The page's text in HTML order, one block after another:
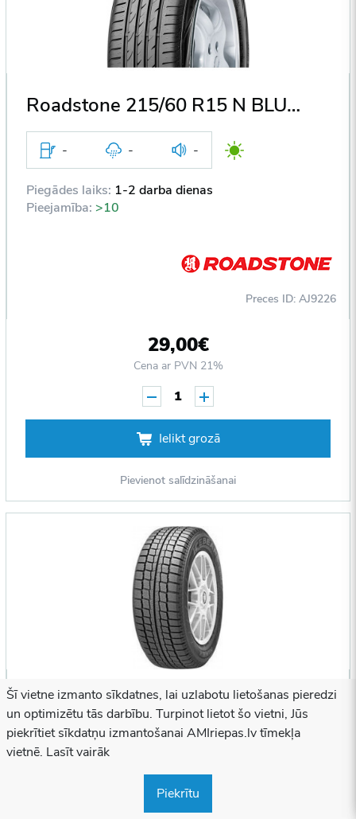
Roadstone 215/60 R15 N BLUE HD 94H DOT2013
- - -
Piegādes laiks: 1-2 darba dienas
Pieejamība: >10
Preces ID: AJ9226
29,00€
Cena ar PVN 21%
1
Ielikt grozā
Pievienot salīdzināšanai
Hankook 155/55 R14 W604 69Q DOT2003
-
1-2 darba dienas
Šī vietne izmanto sīkdatnes, lai uzlabotu lietošanas pieredzi
un optimizētu tās darbību. Turpinot lietot šo vietni, Jūs
piekrītiet sīkdatņu izmantošanai AMIriepas.lv tīmekļa
vietnē. Lasīt vairāk
Piekrītu